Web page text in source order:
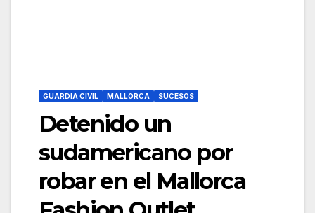
GUARDIA CIVIL MALLORCA SUCESOS
Detenido un
sudamericano por
robar en el Mallorca